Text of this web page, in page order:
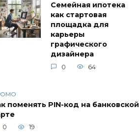
Семейная ипотека
как стартовая
площадка для
карьеры
графического
дизайнера
0 64
поменять PIN-код на банковской
0 19